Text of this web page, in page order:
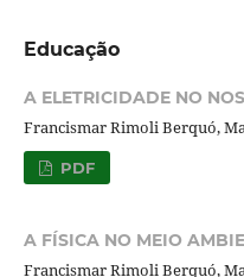
Educação
A ELETRICIDADE NO
Francismar Rimoli Berquó,
PDF
A FÍSICA NO MEIO
Francismar Rimoli Berquó,